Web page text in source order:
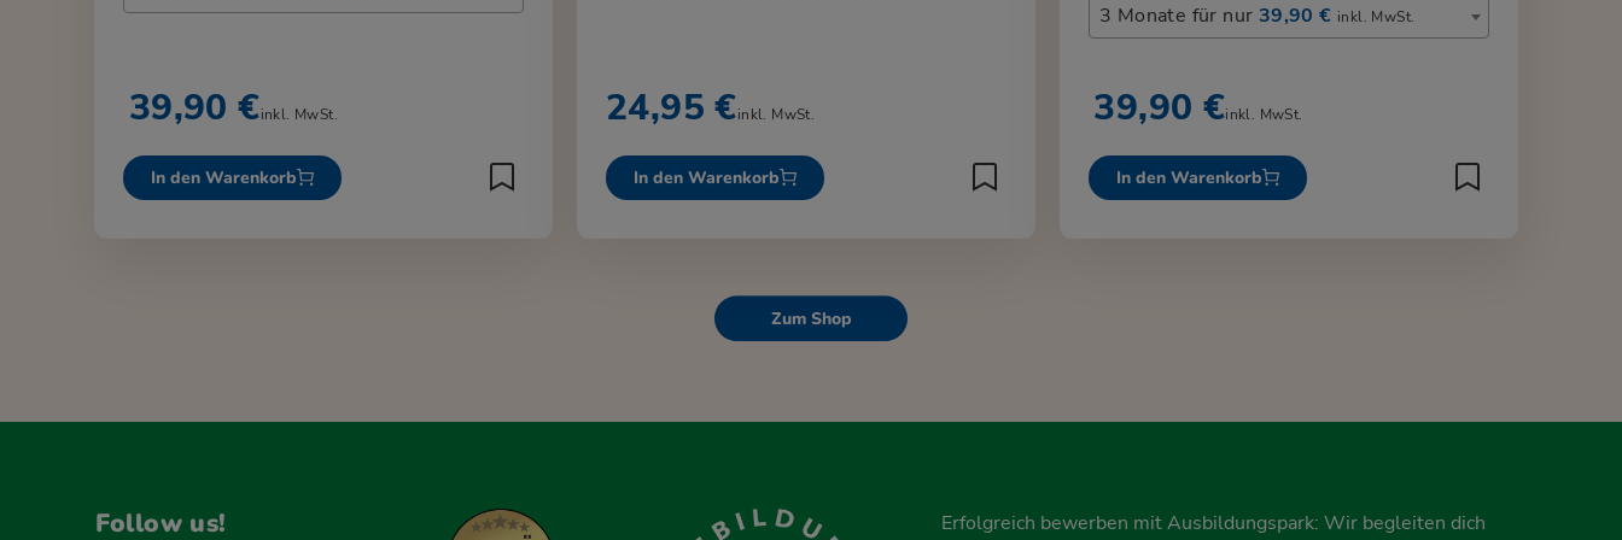
39,90 €inkl. MwSt.
In den Warenkorb
24,95 €inkl. MwSt.
In den Warenkorb
3 Monate für nur 39,90 € inkl. MwSt.
39,90 €inkl. MwSt.
In den Warenkorb
Zum Shop
Follow us!
Erfolgreich bewerben mit Ausbildungspark: Wir begleiten dich